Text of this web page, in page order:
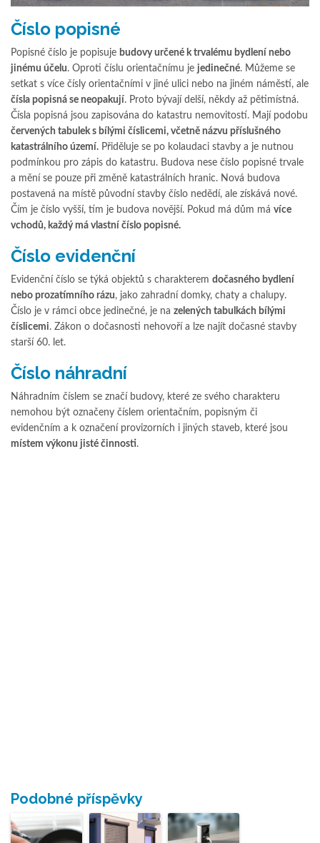
Číslo popisné
Popisné číslo je popisuje budovy určené k trvalému bydlení nebo
jinému účelu. Oproti číslu orientačnímu je jedinečné. Můžeme se
setkat s více čísly orientačními v jiné ulici nebo na jiném náměstí, ale
čísla popisná se neopakují. Proto bývají delší, někdy až pětimístná.
Čísla popisná jsou zapisována do katastru nemovitostí. Mají podobu
červených tabulek s bílými číslicemi, včetně názvu příslušného
katastrálního území. Přiděluje se po kolaudaci stavby a je nutnou
podmínkou pro zápis do katastru. Budova nese číslo popisné trvale
a mění se pouze při změně katastrálních hranic. Nová budova
postavená na místě původní stavby číslo nedědí, ale získává nové.
Čím je číslo vyšší, tím je budova novější. Pokud má dům má více
vchodů, každý má vlastní číslo popisné.
Číslo evidenční
Evidenční číslo se týká objektů s charakterem dočasného bydlení
nebo prozatímního rázu, jako zahradní domky, chaty a chalupy.
Číslo je v rámci obce jedinečné, je na zelených tabulkách bílými
číslicemi. Zákon o dočasnosti nehovoří a lze najít dočasné stavby
starší 60. let.
Číslo náhradní
Náhradním číslem se značí budovy, které ze svého charakteru
nemohou být označeny číslem orientačním, popisným či
evidenčním a k označení provizorních i jiných staveb, které jsou
místem výkonu jisté činnosti.
Podobné příspěvky